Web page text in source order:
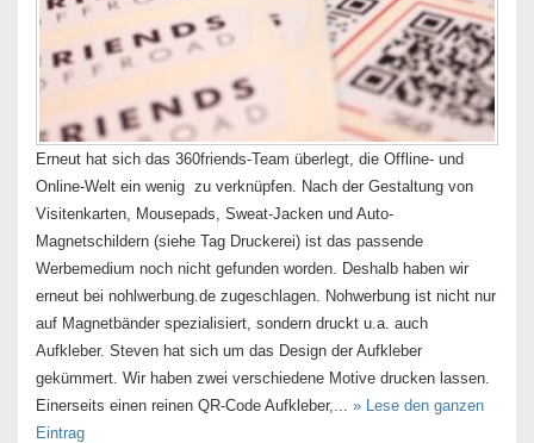
Erneut hat sich das 360friends-Team überlegt, die Offline- und
Online-Welt ein wenig zu verknüpfen. Nach der Gestaltung von
Visitenkarten, Mousepads, Sweat-Jacken und Auto-
Magnetschildern (siehe Tag Druckerei) ist das passende
Werbemedium noch nicht gefunden worden. Deshalb haben wir
erneut bei nohlwerbung.de zugeschlagen. Nohwerbung ist nicht nur
auf Magnetbänder spezialisiert, sondern druckt u.a. auch
Aufkleber. Steven hat sich um das Design der Aufkleber
gekümmert. Wir haben zwei verschiedene Motive drucken lassen.
Einerseits einen reinen QR-Code Aufkleber,... » Lese den ganzen
Eintrag